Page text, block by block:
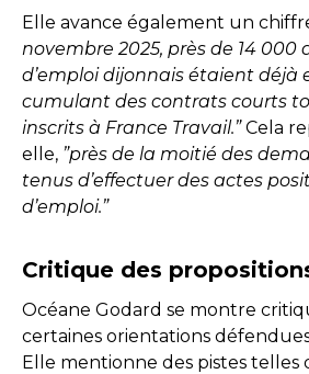
Elle avance également un
novembre 2025, près de 14 000
d’emploi dijonnais étaient déjà
cumulant des contrats courts
inscrits à France Travail.”Cela
elle, ”près de la moitié des
tenus d’effectuer des actes
d’emploi.”
Critique des
Océane Godard se montre
certaines orientations
Elle mentionne des pistes telles